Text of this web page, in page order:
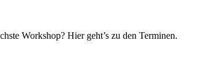
Workshop? Hier geht’s zu den Terminen.